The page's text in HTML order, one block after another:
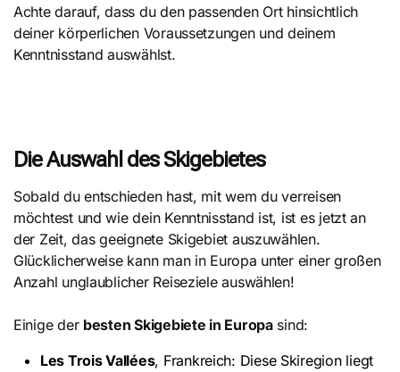
Achte darauf, dass du den passenden Ort hinsichtlich
deiner körperlichen Voraussetzungen und deinem
Kenntnisstand auswählst.
Die Auswahl des Skigebietes
Sobald du entschieden hast, mit wem du verreisen
möchtest und wie dein Kenntnisstand ist, ist es jetzt an
der Zeit, das geeignete Skigebiet auszuwählen.
Glücklicherweise kann man in Europa unter einer großen
Anzahl unglaublicher Reiseziele auswählen!
Einige der besten Skigebiete in Europasind:
Les Trois Vallées, Frankreich: Diese Skiregion liegt